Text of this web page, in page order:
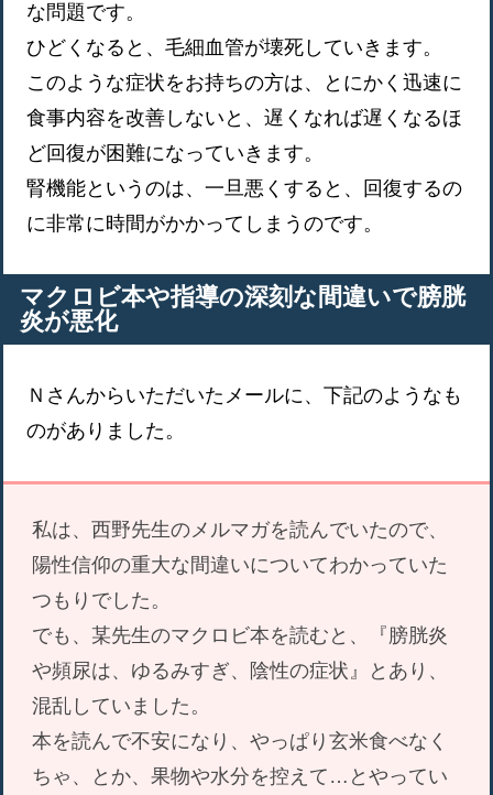
な問題です。
ひどくなると、毛細血管が壊死していきます。
このような症状をお持ちの方は、とにかく迅速に
食事内容を改善しないと、遅くなれば遅くなるほ
ど回復が困難になっていきます。
腎機能というのは、一旦悪くすると、回復するの
に非常に時間がかかってしまうのです。
マクロビ本や指導の深刻な間違いで膀胱
炎が悪化
Ｎさんからいただいたメールに、下記のようなも
のがありました。
私は、西野先生のメルマガを読んでいたので、
陽性信仰の重大な間違いについてわかっていた
つもりでした。
でも、某先生のマクロビ本を読むと、『膀胱炎
や頻尿は、ゆるみすぎ、陰性の症状』とあり、
混乱していました。
本を読んで不安になり、やっぱり玄米食べなく
ちゃ、とか、果物や水分を控えて…とやってい